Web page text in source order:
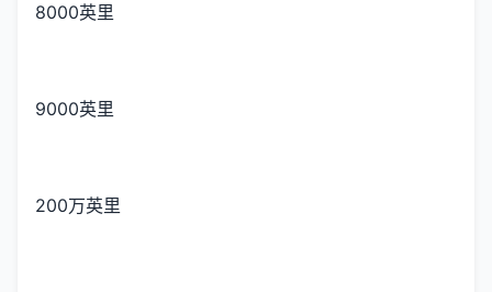
8000英里
9000英里
200万英里